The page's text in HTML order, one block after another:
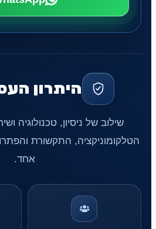
היתרון
שילוב של ניסיון, טכנולוגיה
הטלקומוניקציה, התקשורת
אחד.